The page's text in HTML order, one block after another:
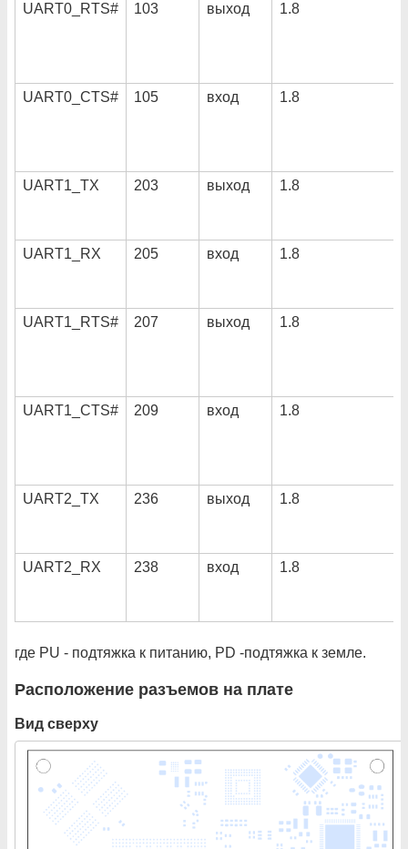
UART0_RTS#
103 выход 1.8
UART0_CTS#
105 вход 1.8
UART1_TX
203 выход 1.8
UART1_RX
205 вход 1.8
UART1_RTS#
207 выход 1.8
UART1_CTS#
209 вход 1.8
UART2_TX
236 выход 1.8
UART2_RX
238 вход 1.8
где PU - подтяжка к питанию, PD -подтяжка к земле.
Расположение разъемов на плате
Вид сверху